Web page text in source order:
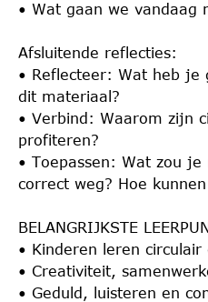
• Wat gaan we vandaag
Afsluitende reflecties:
• Reflecteer: Wat heb
dit materiaal?
• Verbind: Waarom zijn
profiteren?
• Toepassen: Wat zou
correct weg? Hoe
BELANGRIJKSTE
• Kinderen leren circulair
• Creativiteit,
• Geduld, luisteren en